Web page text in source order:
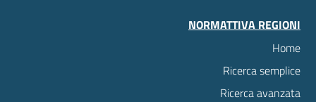
NORMATTIVA REGIONI
Home
Ricerca semplice
Ricerca avanzata